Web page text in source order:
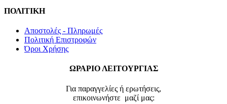
ΠΟΛΙΤΙΚΗ
Aποστολές - Πληρωμές
Πολιτική Επιστροφών
Όροι Xρήσης
ΩΡΑΡΙΟ ΛΕΙΤΟΥΡΓΙΑΣ
Για παραγγελίες ή ερωτήσεις,
επικοινωνήστε μαζί μας: